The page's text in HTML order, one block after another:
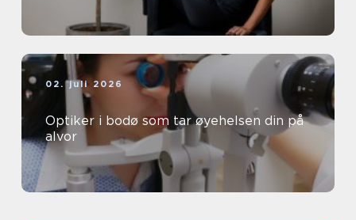
02. juli 2026
Optiker i bodø som tar øyehelsen din på
alvor